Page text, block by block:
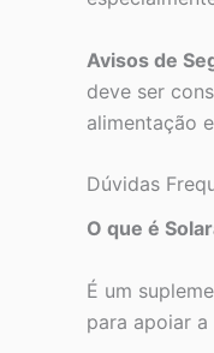
Avisos de
deve ser
alimentação
Dúvidas
O que é
É um
para apoiar